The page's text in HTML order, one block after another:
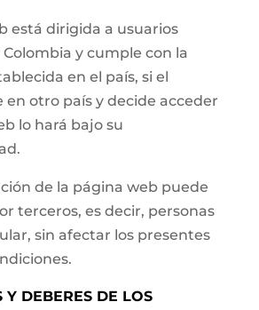
está dirigida a usuarios
y cumple con la
en el país, si el
en otro país y decide acceder
lo hará bajo su
de la página web puede
terceros, es decir, personas
sin afectar los presentes
Y DEBERES DE LOS